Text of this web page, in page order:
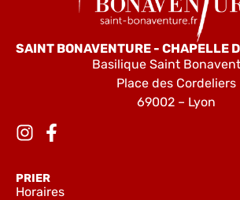
SAINT BONAVENTURE - CHAPELLE
Basilique Saint
Place des Cordeliers
69002 – Lyon
PRIER
Horaires